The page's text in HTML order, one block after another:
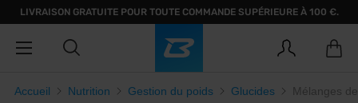
LIVRAISON GRATUITE POUR TOUTE COMMANDE SUPÉRIEURE À 100 €.
Accueil Nutrition Gestion du poids Glucides Mélanges